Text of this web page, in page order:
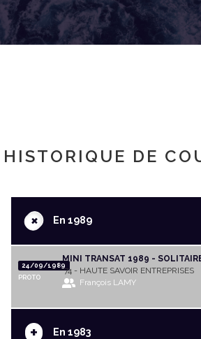
HISTORIQUE DE
+En 1989
24/09/1989
PROTO
MINI TRANSAT 1989 -
74 - HAUTE SAVOIR ENTREPRISES
François LAMY
+ En 1983